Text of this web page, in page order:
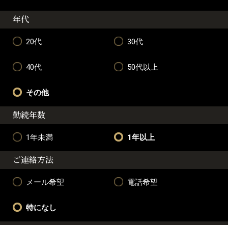
年代
20代 30代
40代 50代以上
その他
勤続年数
1年未満 1年以上
ご連絡方法
メール希望 電話希望
特になし